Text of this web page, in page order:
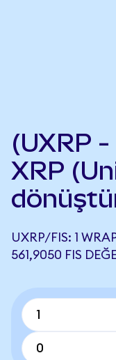
(UXRP
XRP
UXRP/FIS: 1
561,9050 FIS